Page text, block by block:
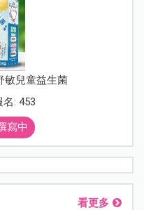
敏兒童益生菌
: 453
寫中
看更多